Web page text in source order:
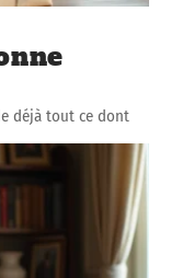
déjà tout ce dont